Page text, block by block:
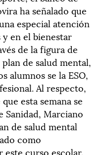
ha señalado que
especial atención
en el bienestar
de la figura de
de salud mental,
alumnos se la ESO,
Al respecto,
esta semana se
Marciano
de salud mental
como
curso escolar,